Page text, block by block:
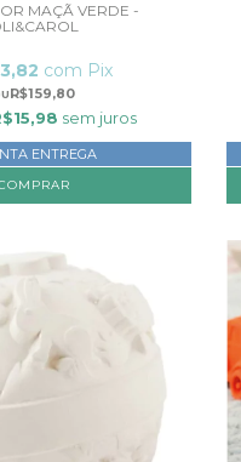
MAÇÃ VERDE -
R$159,80
com Pix
sem juros
ENTREGA